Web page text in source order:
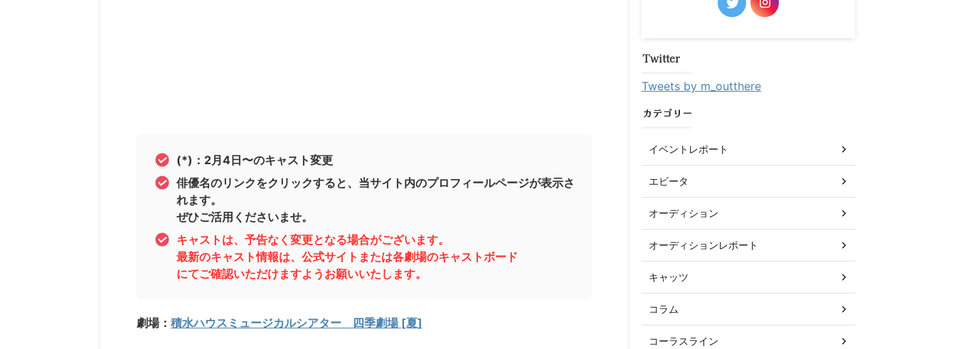
(*)：2月4日〜のキャスト変更
俳優名のリンクをクリックすると、当サイト内のプロフィールページが表示さ
れます。
ぜひご活用くださいませ。
キャストは、予告なく変更となる場合がございます。
最新のキャスト情報は、公式サイトまたは各劇場のキャストボード
にてご確認いただけますようお願いいたします。
劇場： 積水ハウスミュージカルシアター 四季劇場 [夏]
Twitter
Tweets by m_outthere
カテゴリー
イベントレポート
エビータ
オーディション
オーディションレポート
キャッツ
コラム
コーラスライン